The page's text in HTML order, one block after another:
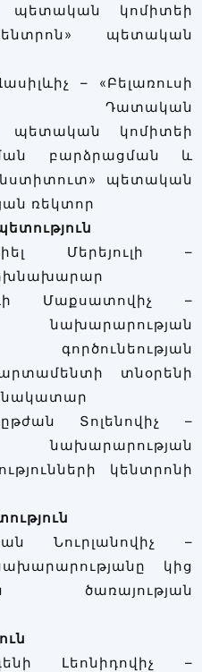
պետական կոմիտեի
պետական
– «Բելառուսի
Դատական
պետական կոմիտեի
բարձրացման և
պետական
ռեկտոր
Մերեյուլի –
Մաքսատովիչ –
նախարարության
տնօրենի
Տոլենովիչ –
նախարարության
կենտրոնի
Նուրլանովիչ –
կից
ծառայության
Լեոնիդովիչ –